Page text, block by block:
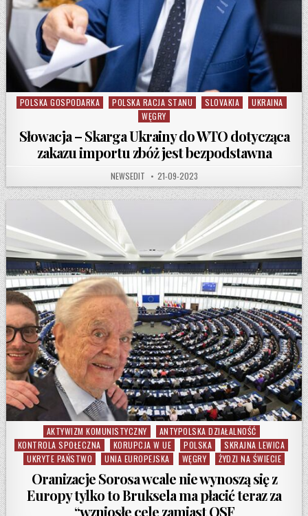
Posted in
POLSKA GOSPODARKA POLSKA RACJA STANU SLOVAKIA
UKRAINA
WĘGRY
Słowacja – Skarga Ukrainy do WTO dotycząca
zakazu importu zbóż jest bezpodstawna
AUTHOR:
NEWSEDIT PUBLISHED DATE:
21-09-2023
Posted in
AKTYWIZM KOMUNISTYCZNY
ANTYPOLSKA DZIAŁALNOŚĆ
KONTROLA SPOŁECZNA
KORUPCJA W UE POLSKA
SKRAJNA LEWICA
UKRYTE PAŃSTWO
UNIA EUROPEJSKA WĘGRY ŻYDZI NA ŚWIECIE
Oranizacje Sorosa wcale nie wynoszą się z
Europy tylko to Bruksela ma płacić teraz za
“wzniosłe cele zamiast OSF